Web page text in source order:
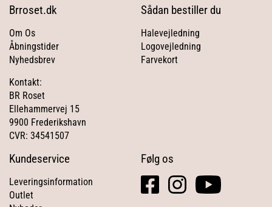
Brroset.dk
Om Os
Åbningstider
Nyhedsbrev
Kontakt:
BR Roset
Ellehammervej 15
9900 Frederikshavn
CVR: 34541507
Sådan bestiller du
Halevejledning
Logovejledning
Farvekort
Kundeservice
Leveringsinformation
Outlet
Følg os
facebook
square
instagramyoutube